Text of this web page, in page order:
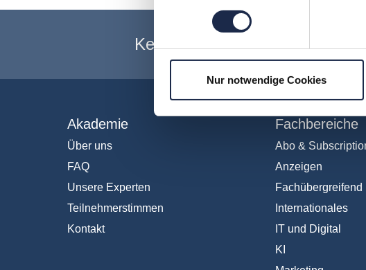
Nur notwendige Cookies
Keine Veranstaltung mehr
Akademie
Über uns
FAQ
Unsere Experten
Teilnehmerstimmen
Kontakt
Fachbereiche
Abo &
Anzeigen
Fachübergreifend
Internationales
IT und Digital
KI